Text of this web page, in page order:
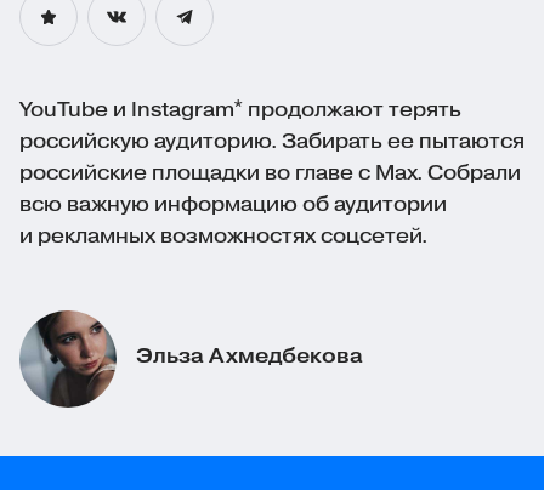
YouTube и Instagram* продолжают терять
российскую аудиторию. Забирать ее пытаются
российские площадки во главе с Max. Собрали
всю важную информацию об аудитории
и рекламных возможностях соцсетей.
Эльза Ахмедбекова